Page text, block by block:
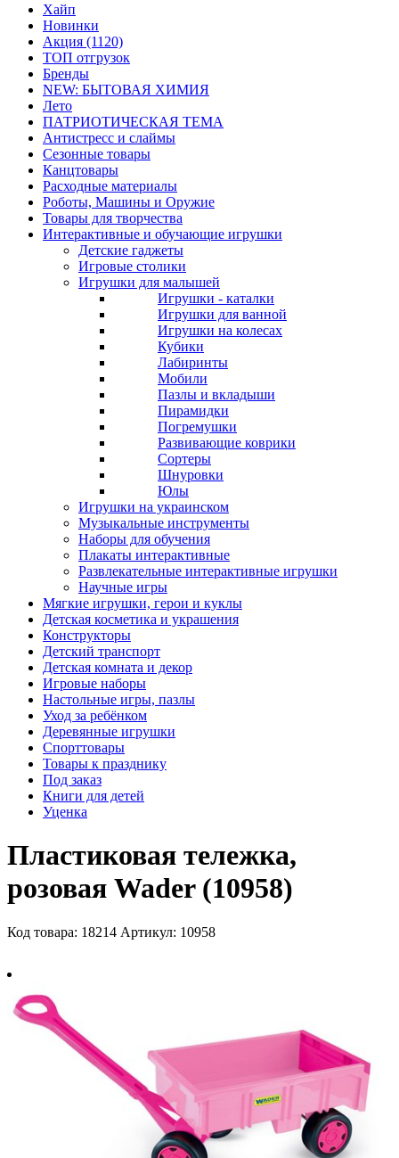
Хайп
Новинки
Акция (1120)
ТОП отгрузок
Бренды
NEW: БЫТОВАЯ ХИМИЯ
Лето
ПАТРИОТИЧЕСКАЯ ТЕМА
Антистресс и слаймы
Сезонные товары
Канцтовары
Расходные материалы
Роботы, Машины и Оружие
Товары для творчества
Интерактивные и обучающие игрушки
Детские гаджеты
Игровые столики
Игрушки для малышей
Игрушки - каталки
Игрушки для ванной
Игрушки на колесах
Кубики
Лабиринты
Мобили
Пазлы и вкладыши
Пирамидки
Погремушки
Развивающие коврики
Сортеры
Шнуровки
Юлы
Игрушки на украинском
Музыкальные инструменты
Наборы для обучения
Плакаты интерактивные
Развлекательные интерактивные игрушки
Научные игры
Мягкие игрушки, герои и куклы
Детская косметика и украшения
Конструкторы
Детский транспорт
Детская комната и декор
Игровые наборы
Настольные игры, пазлы
Уход за ребёнком
Деревянные игрушки
Спорттовары
Товары к празднику
Под заказ
Книги для детей
Уценка
Пластиковая тележка,
розовая Wader (10958)
Код товара: 18214 Артикул: 10958